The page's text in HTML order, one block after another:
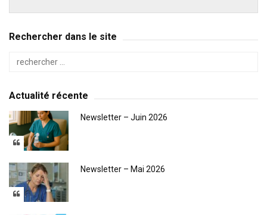
Rechercher dans le site
Actualité récente
Newsletter – Juin 2026
Newsletter – Mai 2026